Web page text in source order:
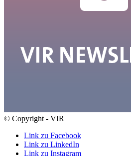
© Copyright - VIR
Link zu Facebook
Link zu LinkedIn
Link zu Instagram